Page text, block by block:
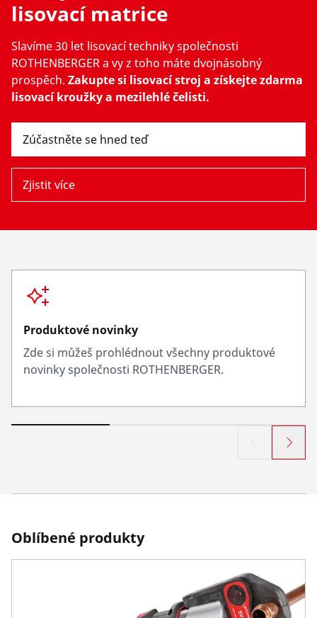
Společnost a kariéra
lisovací matrice
Slavíme 30 let lisovací techniky společnosti
ROTHENBERGER a vy z toho máte dvojnásobný
prospěch. Zakupte si lisovací stroj a získejte zdarma
lisovací kroužky a mezilehlé čelisti.
Zúčastněte se hned teď
Zjistit více
Produktové novinky
Zde si můžeš prohlédnout všechny produktové
novinky společnosti ROTHENBERGER.
Oblíbené produkty